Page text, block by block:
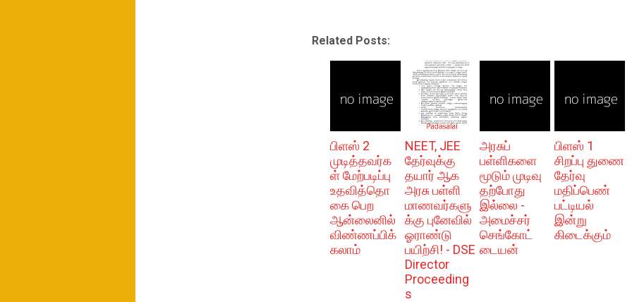
Related Posts:
பிளஸ் 2
முடித்தவர்க
ள் மேற்படிப்பு
உதவித்தொ
கை பெற
ஆன்லைனில்
விண்ணப்பிக்
கலாம்
NEET, JEE
தேர்வுக்கு
தயார் ஆக
அரசு பள்ளி
மாணவர்களு
க்கு புனேவில்
ஓராண்டு
பயிற்சி! - DSE
Director
Proceeding
s
அரசுப்
பள்ளிகளை
மூடும் முடிவு
தற்போது
இல்லை -
அமைச்சர்
செங்கோட்
டையன்
பிளஸ் 1
சிறப்பு துணை
தேர்வு
மதிப்பெண்
பட்டியல்
இன்று
கிடைக்கும்